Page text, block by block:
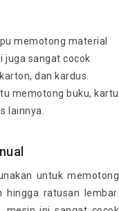
memotong material
juga sangat cocok
dan kardus.
memotong buku, kartu
lainnya.
untuk memotong
hingga ratusan lembar.